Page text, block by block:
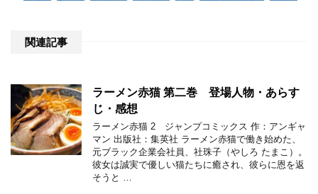
関連記事
ラーメン赤猫 第二巻 登場人物・あらす
じ・感想
ラーメン赤猫 2 ジャンプコミックス 作：アンギャ
マン 出版社：集英社 ラーメン赤猫で働き始めた、
元ブラック企業会社員、社珠子（やしろ たまこ）。
彼女は誠実で優しい猫たちに癒され、彼らに恩を返
そうと …